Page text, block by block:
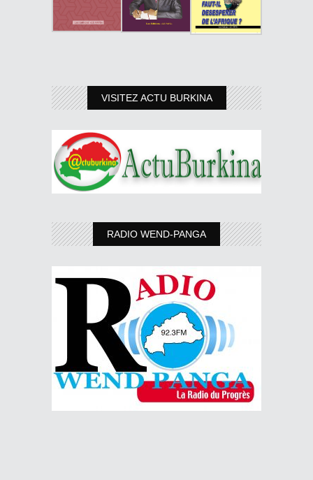
VISITEZ ACTU BURKINA
RADIO WEND-PANGA